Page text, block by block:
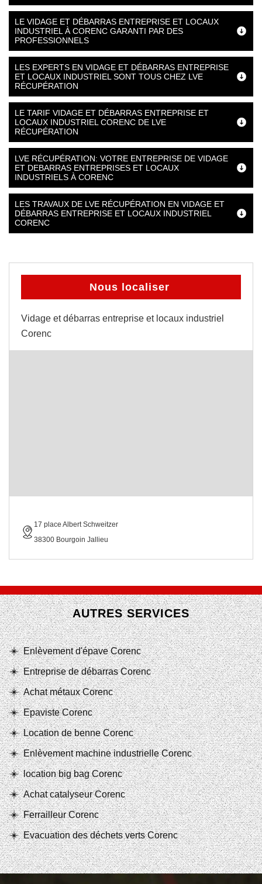
LE VIDAGE ET DÉBARRAS ENTREPRISE ET LOCAUX
INDUSTRIEL À CORENC GARANTI PAR DES
PROFESSIONNELS
LES EXPERTS EN VIDAGE ET DÉBARRAS ENTREPRISE
ET LOCAUX INDUSTRIEL SONT TOUS CHEZ LVE
RÉCUPÉRATION
LE TARIF VIDAGE ET DÉBARRAS ENTREPRISE ET
LOCAUX INDUSTRIEL CORENC DE LVE
RÉCUPÉRATION
LVE RÉCUPÉRATION: VOTRE ENTREPRISE DE VIDAGE
ET DEBARRAS ENTREPRISES ET LOCAUX
INDUSTRIELS À CORENC
LES TRAVAUX DE LVE RÉCUPÉRATION EN VIDAGE ET
DÉBARRAS ENTREPRISE ET LOCAUX INDUSTRIEL
CORENC
Nous localiser
Vidage et débarras entreprise et locaux industriel
Corenc
17 place Albert Schweitzer
38300 Bourgoin Jallieu
AUTRES SERVICES
Enlèvement d'épave Corenc
Entreprise de débarras Corenc
Achat métaux Corenc
Epaviste Corenc
Location de benne Corenc
Enlèvement machine industrielle Corenc
location big bag Corenc
Achat catalyseur Corenc
Ferrailleur Corenc
Evacuation des déchets verts Corenc